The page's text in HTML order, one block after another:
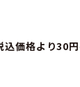
込価格より30